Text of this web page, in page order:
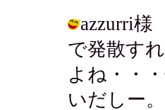
azzurri
で発散す
よね・・
いだしー